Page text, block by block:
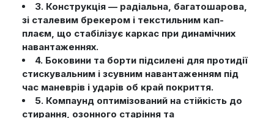
3. Конструкція — радіальна, багатошарова,
зі сталевим брекером і текстильним кап-
плаєм, що стабілізує каркас при динамічних
навантаженнях.
4. Боковини та борти підсилені для протидії
стискувальним і зсувним навантаженням під
час маневрів і ударів об край покриття.
5. Компаунд оптимізований на стійкість до
стирання, озонного старіння та